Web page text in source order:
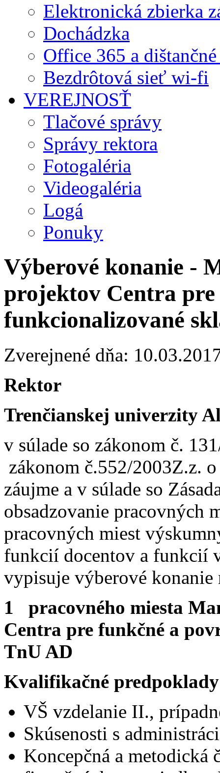
Elektronická zbierka
Dochádzka
Office 365 a
Bezdrôtová sieť wi-fi
VEREJNOSŤ
Tlačové správy
Správy rektora
Fotogaléria
Videogaléria
Logá
Ponuky
Výberové konanie -
projektov Centra
funkcionalizované
Zverejnené dňa:
Rektor
Trenčianskej univerzity
v súlade so zákonom č.
zákonom č.552/2003Z.z.
záujme a v súlade so
obsadzovanie pracovných
pracovných miest
funkcií docentov a funkcií
vypisuje výberové konanie
1 pracovného miesta
Centra pre funkčné a
TnU AD
Kvalifikačné
VŠ vzdelanie II.,
Skúsenosti s
Koncepčná a metodická